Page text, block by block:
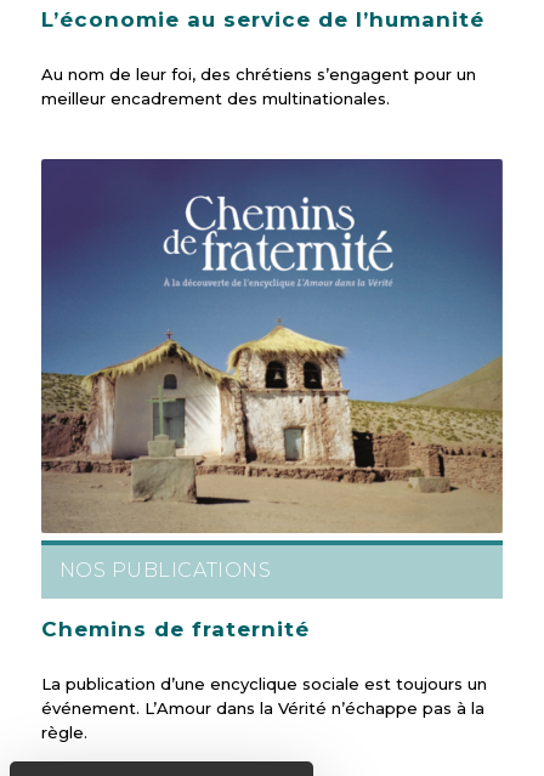
L’économie au service de l’humanité
Au nom de leur foi, des chrétiens s’engagent pour un
meilleur encadrement des multinationales.
NOS PUBLICATIONS
Chemins de fraternité
La publication d’une encyclique sociale est toujours un
événement. L’Amour dans la Vérité n’échappe pas à la
règle.